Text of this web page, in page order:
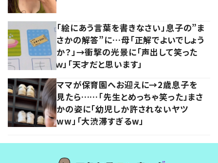
「絵にあう言葉を書きなさい」息子の”ま
さかの解答”に…母「正解でよいでしょう
か？」→衝撃の光景に「声出して笑った
ｗ」「天才だと思います」
ママが保育園へお迎えに→2歳息子を
見たら……「先生とめっちゃ笑った」まさ
かの姿に「幼児しか許されないヤツ
ww」「大渋滞すぎるw」